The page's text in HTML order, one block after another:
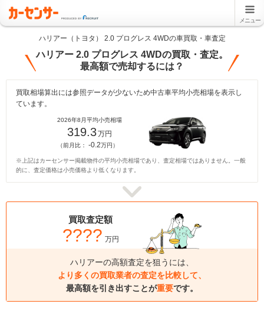
メニュー
ハリアー（トヨタ） 2.0 プログレス 4WDの車買取・車査定
ハリアー 2.0 プログレス 4WDの買取・査定。
最高額で売却するには？
買取相場算出には参照データが少ないため中古車平均小売相場を表示し
ています。
2026年8月平均小売相場
319.3万円
（前月比： -0.2万円）
※上記はカーセンサー掲載物件の平均小売相場であり、査定相場ではありません。一般
的に、査定価格は小売価格より低くなります。
買取査定額
???? 万円
ハリアーの高額査定を狙うには、
より多くの買取業者の査定を比較して、
最高額を引き出すことが重要です。